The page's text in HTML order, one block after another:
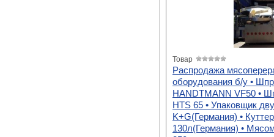
Товар
Распродажа
оборудования б/у •
HANDTMANN VF50 •
HTS 65 • Упаковщик
K+G(Германия) •
130л(Германия) •